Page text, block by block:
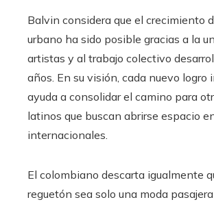
Balvin considera que el crecimiento
urbano ha sido posible gracias a la
artistas y al trabajo colectivo
años. En su visión, cada nuevo logro
ayuda a consolidar el camino para
latinos que buscan abrirse espacio
internacionales.
El colombiano descarta igualmente
reguetón sea solo una moda